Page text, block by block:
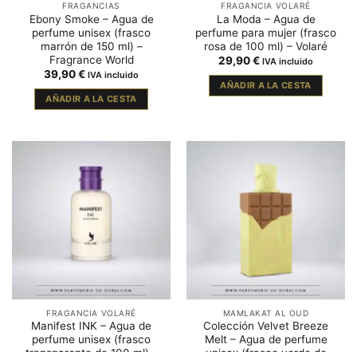
FRAGANCIAS
Ebony Smoke – Agua de
perfume unisex (frasco
marrón de 150 ml) –
Fragrance World
39,90€ IVA incluido
AÑADIR A LA CESTA
FRAGANCIA VOLARÉ
La Moda – Agua de
perfume para mujer (frasco
rosa de 100 ml) – Volaré
29,90€ IVA incluido
AÑADIR A LA CESTA
FRAGANCIA VOLARÉ
Manifest INK – Agua de
perfume unisex (frasco
MAMLAKAT AL OUD
Colección Velvet Breeze
Melt – Agua de perfume